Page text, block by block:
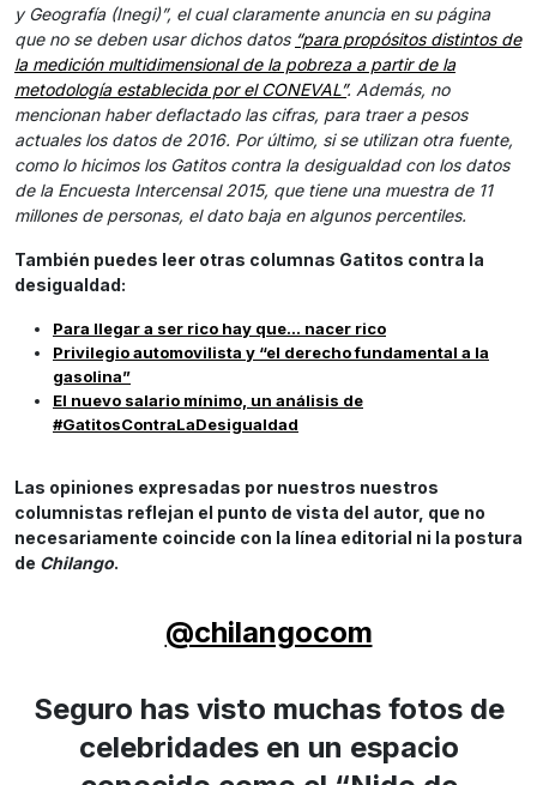
y Geografía (Inegi)”, el cual claramente anuncia en su página
que no se deben usar dichos datos “para propósitos distintos de
la medición multidimensional de la pobreza a partir de la
metodología establecida por el CONEVAL”. Además, no
mencionan haber deflactado las cifras, para traer a pesos
actuales los datos de 2016. Por último, si se utilizan otra fuente,
como lo hicimos los Gatitos contra la desigualdad con los datos
de la Encuesta Intercensal 2015, que tiene una muestra de 11
millones de personas, el dato baja en algunos percentiles.
También puedes leer otras columnas Gatitos contra la
desigualdad:
Para llegar a ser rico hay que… nacer rico
Privilegio automovilista y “el derecho fundamental a la
gasolina”
El nuevo salario mínimo, un análisis de
#GatitosContraLaDesigualdad
Las opiniones expresadas por nuestros nuestros
columnistas reflejan el punto de vista del autor, que no
necesariamente coincide con la línea editorial ni la postura
de Chilango.
@chilangocom
Seguro has visto muchas fotos de
celebridades en un espacio